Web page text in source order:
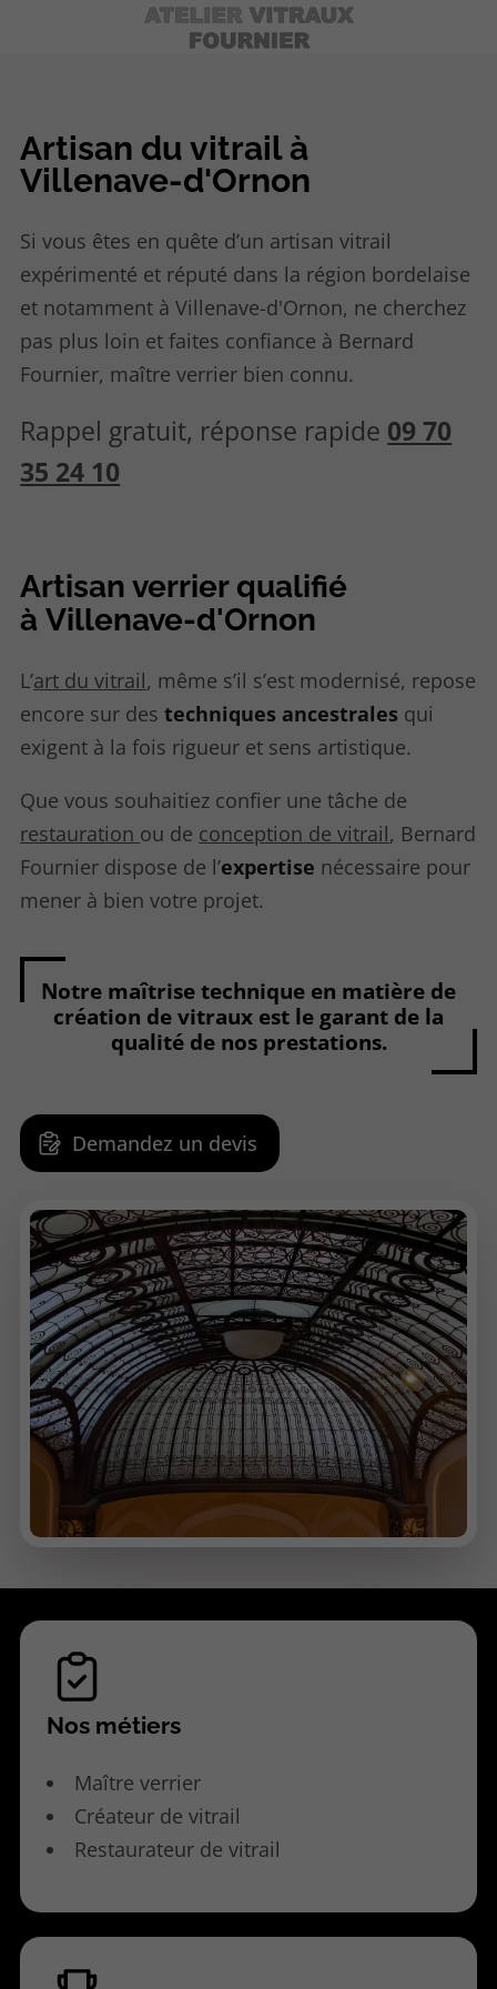
Artisan du vitrail à
Villenave-d'Ornon
Si vous êtes en quête d’un artisan vitrail
expérimenté et réputé dans la région bordelaise
et notamment à Villenave-d'Ornon, ne cherchez
pas plus loin et faites confiance à Bernard
Fournier, maître verrier bien connu.
Rappel gratuit, réponse rapide 09 70
35 24 10
Artisan verrier qualifié
à Villenave-d'Ornon
L’art du vitrail, même s’il s’est modernisé, repose
encore sur destechniques ancestrales qui
exigent à la fois rigueur et sens artistique.
Que vous souhaitiez confier une tâche de
restauration ou de conception de vitrail, Bernard
Fournier dispose de l’expertise nécessaire pour
mener à bien votre projet.
Notre maîtrise technique en matière de
création de vitraux est le garant de la
qualité de nos prestations.
Demandez un devis
Nos métiers
Maître verrier
Créateur de vitrail
Restaurateur de vitrail